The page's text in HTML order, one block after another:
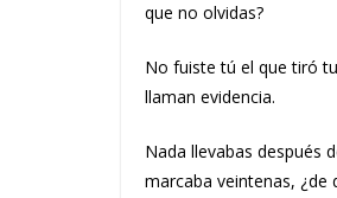
que no olvidas?
No fuiste tú el que tiró
llaman evidencia.
Nada llevabas después
marcaba veintenas, ¿de